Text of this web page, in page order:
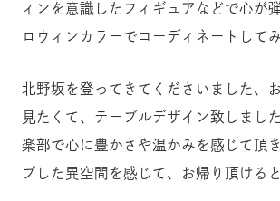
ィンを意識したフィギュアなどで心が
ロウィンカラーでコーディネートして
北野坂を登ってきてくださいました、
見たくて、テーブルデザイン致しまし
楽部で心に豊かさや温かみを感じて頂
プした異空間を感じて、お帰り頂ける